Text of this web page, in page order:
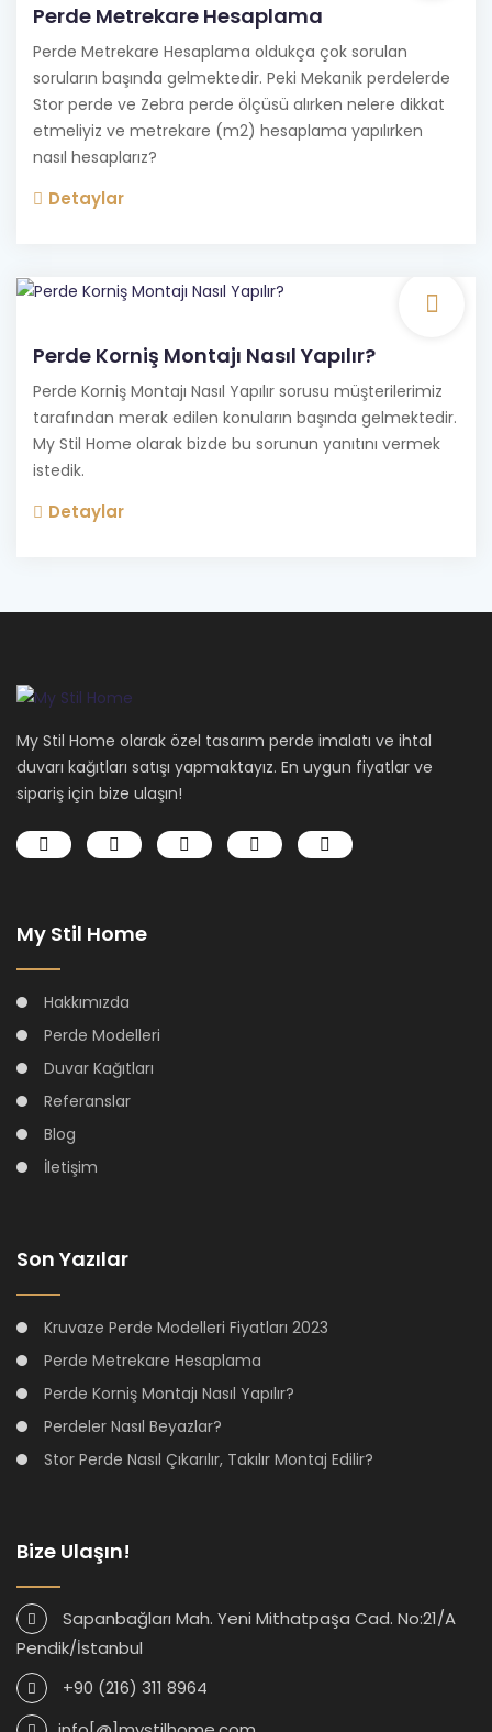
Perde Metrekare Hesaplama
Perde Metrekare Hesaplama oldukça çok sorulan
soruların başında gelmektedir. Peki Mekanik perdelerde
Stor perde ve Zebra perde ölçüsü alırken nelere dikkat
etmeliyiz ve metrekare (m2) hesaplama yapılırken
nasıl hesaplarız?
Detaylar
Perde Korniş Montajı Nasıl Yapılır?
Perde Korniş Montajı Nasıl Yapılır sorusu müşterilerimiz
tarafından merak edilen konuların başında gelmektedir.
My Stil Home olarak bizde bu sorunun yanıtını vermek
istedik.
Detaylar
My Stil Home olarak özel tasarım perde imalatı ve ihtal
duvarı kağıtları satışı yapmaktayız. En uygun fiyatlar ve
sipariş için bize ulaşın!
My Stil Home
Hakkımızda
Perde Modelleri
Duvar Kağıtları
Referanslar
Blog
İletişim
Son Yazılar
Kruvaze Perde Modelleri Fiyatları 2023
Perde Metrekare Hesaplama
Perde Korniş Montajı Nasıl Yapılır?
Perdeler Nasıl Beyazlar?
Stor Perde Nasıl Çıkarılır, Takılır Montaj Edilir?
Bize Ulaşın!
Sapanbağları Mah. Yeni Mithatpaşa Cad. No:21/A
Pendik/İstanbul
+90 (216) 311 8964